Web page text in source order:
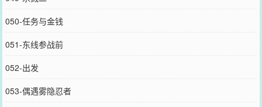
050-任务与金钱
051-东线参战前
052-出发
053-偶遇雾隐忍者